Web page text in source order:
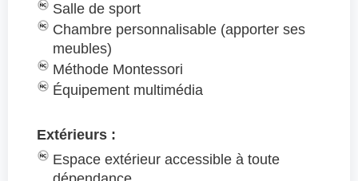
Salle de sport
Chambre personnalisable (apporter ses
meubles)
Méthode Montessori
Équipement multimédia
Extérieurs :
Espace extérieur accessible à toute